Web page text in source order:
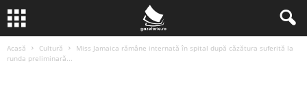
Acasă Cultură
Miss Jamaica rămâne internată în spital după căzătura suferită la
runda preliminară...